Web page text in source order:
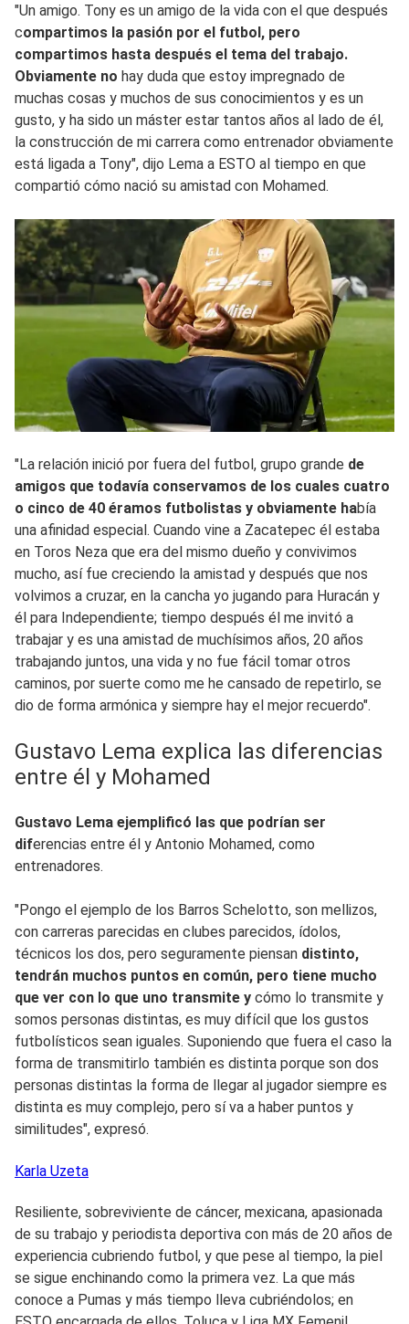
"Un amigo. Tony es un amigo de la vida con el que después
compartimos la pasión por el futbol, pero
compartimos hasta después el tema del trabajo.
Obviamente no hay duda que estoy impregnado de
muchas cosas y muchos de sus conocimientos y es un
gusto, y ha sido un máster estar tantos años al lado de él,
la construcción de mi carrera como entrenador obviamente
está ligada a Tony", dijo Lema a ESTO al tiempo en que
compartió cómo nació su amistad con Mohamed.
"La relación inició por fuera del futbol, grupo grande de
amigos que todavía conservamos de los cuales cuatro
o cinco de 40 éramos futbolistas y obviamente había
una afinidad especial. Cuando vine a Zacatepec él estaba
en Toros Neza que era del mismo dueño y convivimos
mucho, así fue creciendo la amistad y después que nos
volvimos a cruzar, en la cancha yo jugando para Huracán y
él para Independiente; tiempo después él me invitó a
trabajar y es una amistad de muchísimos años, 20 años
trabajando juntos, una vida y no fue fácil tomar otros
caminos, por suerte como me he cansado de repetirlo, se
dio de forma armónica y siempre hay el mejor recuerdo".
Gustavo Lema explica las diferencias
entre él y Mohamed
Gustavo Lema ejemplificó las que podrían ser
diferencias entre él y Antonio Mohamed, como
entrenadores.
"Pongo el ejemplo de los Barros Schelotto, son mellizos,
con carreras parecidas en clubes parecidos, ídolos,
técnicos los dos, pero seguramente piensan distinto,
tendrán muchos puntos en común, pero tiene mucho
que ver con lo que uno transmite y cómo lo transmite y
somos personas distintas, es muy difícil que los gustos
futbolísticos sean iguales. Suponiendo que fuera el caso la
forma de transmitirlo también es distinta porque son dos
personas distintas la forma de llegar al jugador siempre es
distinta es muy complejo, pero sí va a haber puntos y
similitudes", expresó.
Karla Uzeta
Resiliente, sobreviviente de cáncer, mexicana, apasionada
de su trabajo y periodista deportiva con más de 20 años de
experiencia cubriendo futbol, y que pese al tiempo, la piel
se sigue enchinando como la primera vez. La que más
conoce a Pumas y más tiempo lleva cubriéndolos; en